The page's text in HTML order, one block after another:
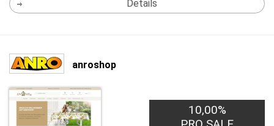
Details
anroshop
10,00%